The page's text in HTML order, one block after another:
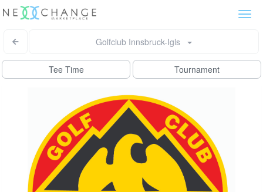
Golfclub Innsbruck-Igls
Tee Time Tournament